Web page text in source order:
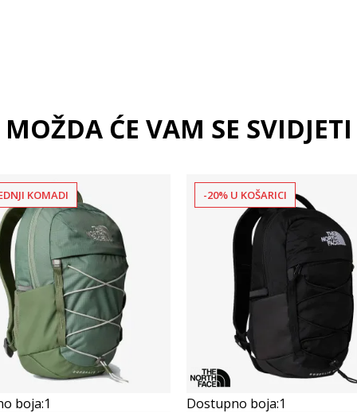
MOŽDA ĆE VAM SE SVIDJETI
KOMADI
boja:1
-20% U KOŠARICI
Dostupno boja:1